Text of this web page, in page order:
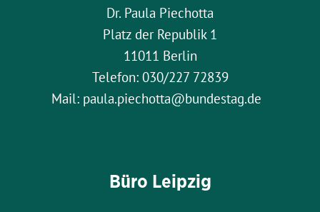
Dr. Paula Piechotta
Platz der Republik 1
11011 Berlin
Telefon: 030/227 72839
Mail: paula.piechotta@bundestag.de
Büro Leipzig